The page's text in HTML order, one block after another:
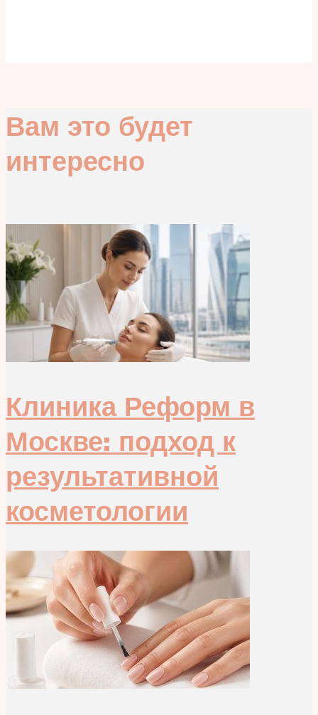
Вам это будет
интересно
Клиника Реформ в
Москве: подход к
результативной
косметологии